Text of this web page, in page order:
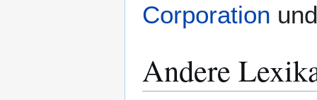
Corporation
Andere